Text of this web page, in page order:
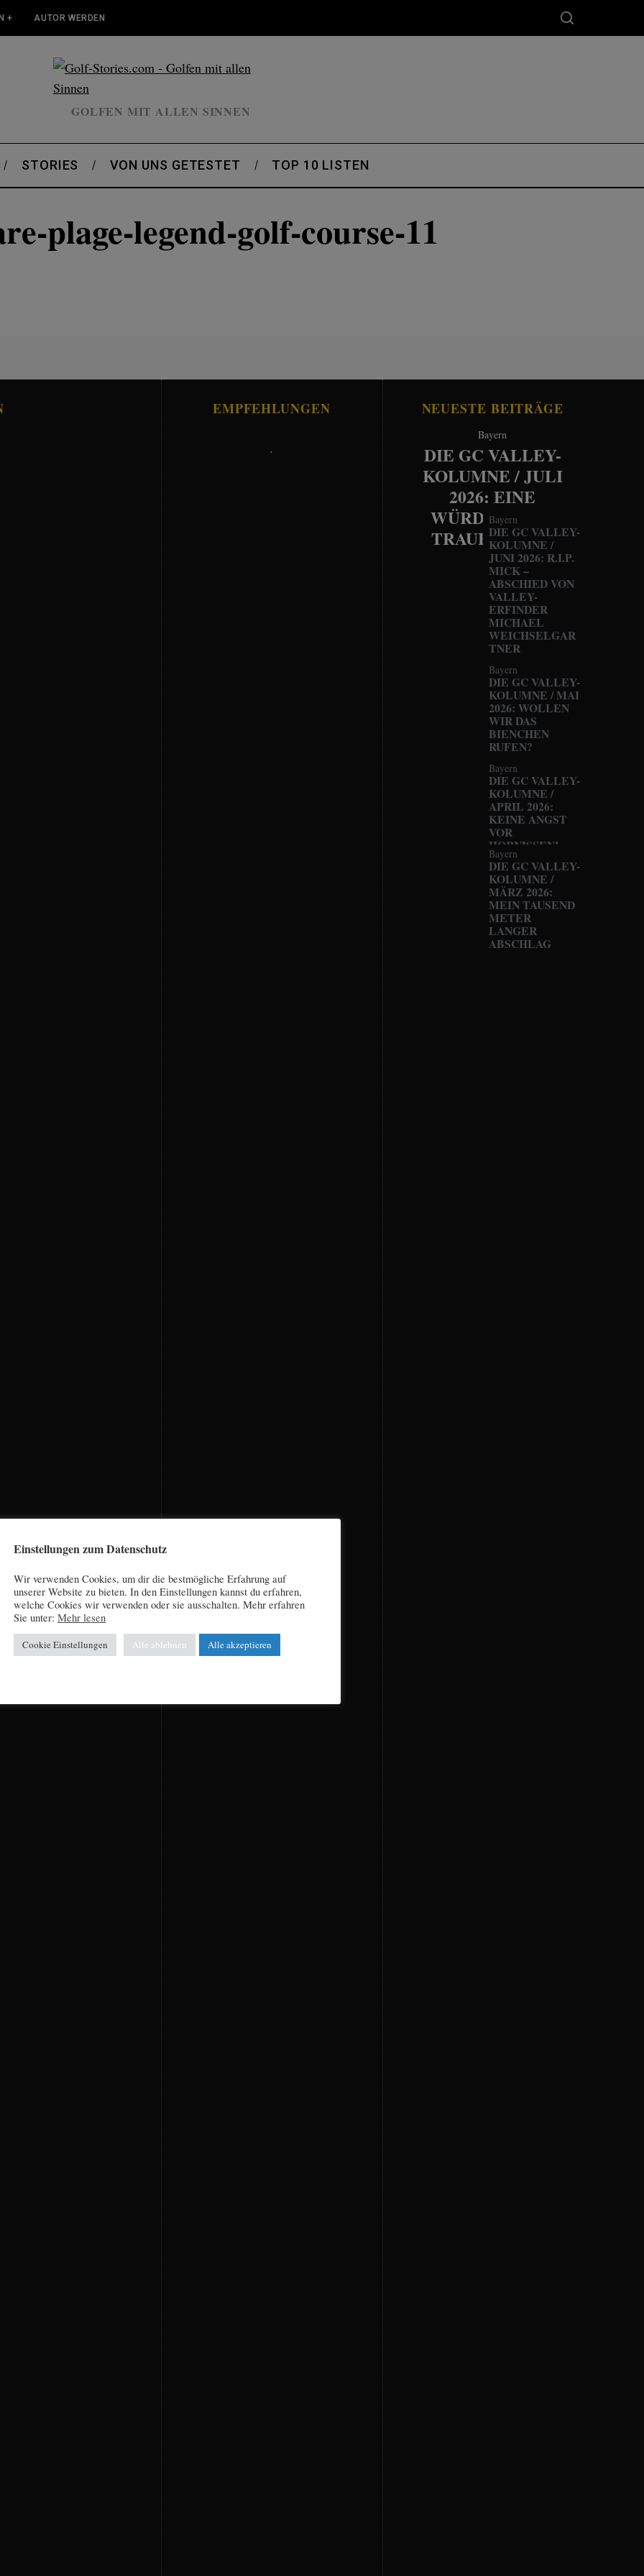
+ AUTOR WERDEN
GOLFEN MIT ALLEN SINNEN
STORIES VON UNS GETESTET TOP 10 LISTEN
plage-legend-golf-course-11
EMPFEHLUNGEN
.
NEUESTE BEITRÄGE
Bayern
DIE GC VALLEY-
KOLUMNE / JULI
2026: EINE
WÜRDEVOLLE
TRAUERFEIER
Bayern
DIE GC VALLEY-
KOLUMNE /
JUNI 2026: R.I.P.
MICK –
ABSCHIED VON
VALLEY-
ERFINDER
MICHAEL
WEICHSELGAR
TNER
Bayern
DIE GC VALLEY-
KOLUMNE / MAI
2026: WOLLEN
WIR DAS
BIENCHEN
RUFEN?
Bayern
DIE GC VALLEY-
KOLUMNE /
APRIL 2026:
KEINE ANGST
VOR
HORNISSEN!
Bayern
DIE GC VALLEY-
KOLUMNE /
MÄRZ 2026:
MEIN TAUSEND
METER
LANGER
ABSCHLAG
Einstellungen zum Datenschutz
Wir verwenden Cookies, um dir die bestmögliche Erfahrung auf
unserer Website zu bieten. In den Einstellungen kannst du erfahren,
welche Cookies wir verwenden oder sie ausschalten. Mehr erfahren
Sie unter: Mehr lesen
Cookie Einstellungen Alle ablehnen Alle akzeptieren